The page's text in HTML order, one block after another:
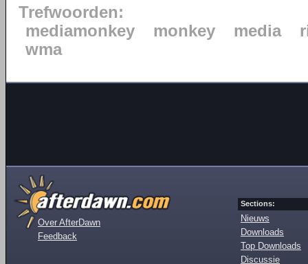
Trefwoorden:
mediamonkey
monkey media
wma
Over AfterDawn
Feedback
Sections:
Nieuws
Downloads
Top Downloads
Discussie